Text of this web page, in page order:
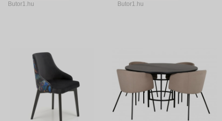
Butor1.hu Butor1.hu